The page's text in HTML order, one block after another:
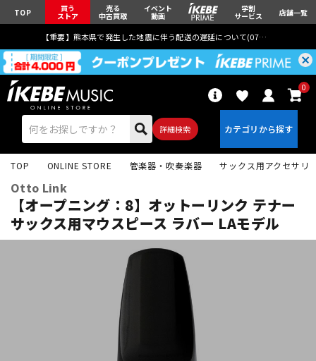
TOP 買う
ストア
売る
中古買取
イベント
動画
学割
サービス 店舗一覧
【重要】熊本県で発生した地震に伴う配送の遅延について(07月29日
詳細検索
0
TOP ONLINE STORE 管楽器・吹奏楽器 サックス用アクセサリ
Otto Link
【オープニング：8】オットーリンク テナー
サックス用マウスピース ラバー LAモデル